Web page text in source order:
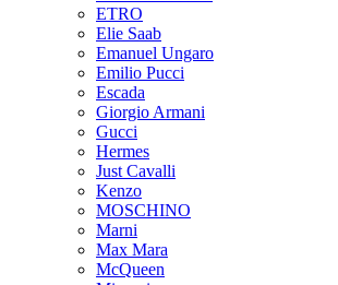
ETRO
Elie Saab
Emanuel Ungaro
Emilio Pucci
Escada
Giorgio Armani
Gucci
Hermes
Just Cavalli
Kenzo
MOSCHINO
Marni
Max Mara
McQueen